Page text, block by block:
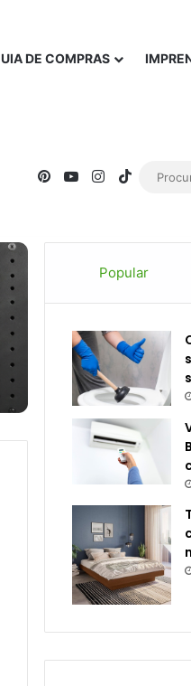
DE COMPRAS
PinterestYouTubeInstagram
TikTok
Popular